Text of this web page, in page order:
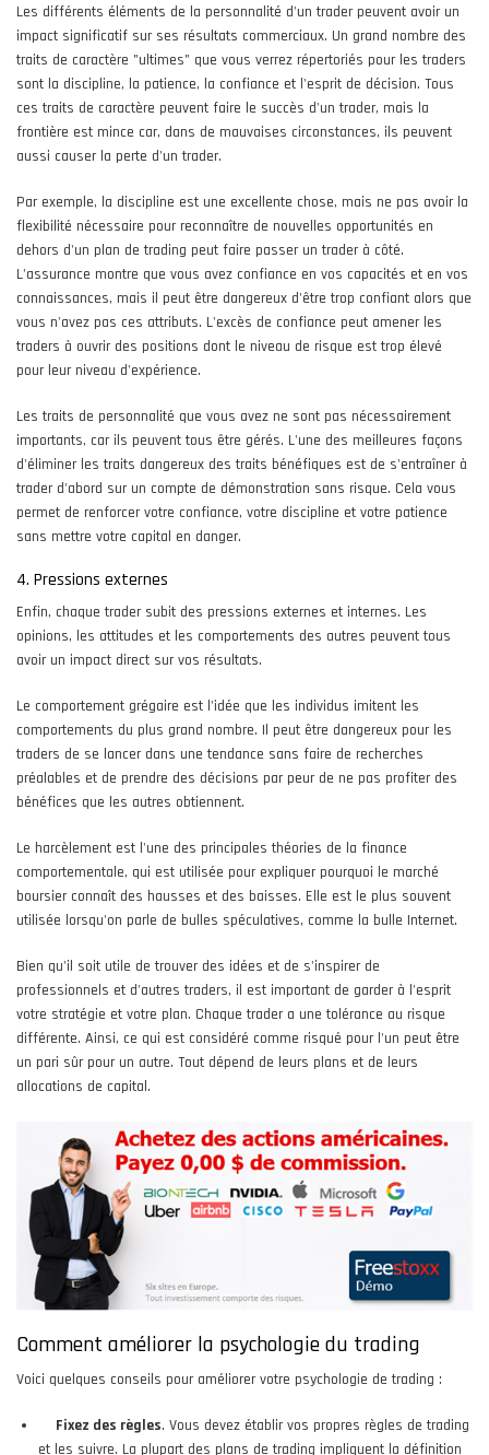
Les différents éléments de la personnalité d'un trader peuvent avoir un
impact significatif sur ses résultats commerciaux. Un grand nombre des
traits de caractère "ultimes" que vous verrez répertoriés pour les traders
sont la discipline, la patience, la confiance et l'esprit de décision. Tous
ces traits de caractère peuvent faire le succès d'un trader, mais la
frontière est mince car, dans de mauvaises circonstances, ils peuvent
aussi causer la perte d'un trader.
Par exemple, la discipline est une excellente chose, mais ne pas avoir la
flexibilité nécessaire pour reconnaître de nouvelles opportunités en
dehors d'un plan de trading peut faire passer un trader à côté.
L'assurance montre que vous avez confiance en vos capacités et en vos
connaissances, mais il peut être dangereux d'être trop confiant alors que
vous n'avez pas ces attributs. L'excès de confiance peut amener les
traders à ouvrir des positions dont le niveau de risque est trop élevé
pour leur niveau d'expérience.
Les traits de personnalité que vous avez ne sont pas nécessairement
importants, car ils peuvent tous être gérés. L'une des meilleures façons
d'éliminer les traits dangereux des traits bénéfiques est de s'entraîner à
trader d'abord sur un compte de démonstration sans risque. Cela vous
permet de renforcer votre confiance, votre discipline et votre patience
sans mettre votre capital en danger.
4. Pressions externes
Enfin, chaque trader subit des pressions externes et internes. Les
opinions, les attitudes et les comportements des autres peuvent tous
avoir un impact direct sur vos résultats.
Le comportement grégaire est l'idée que les individus imitent les
comportements du plus grand nombre. Il peut être dangereux pour les
traders de se lancer dans une tendance sans faire de recherches
préalables et de prendre des décisions par peur de ne pas profiter des
bénéfices que les autres obtiennent.
Le harcèlement est l'une des principales théories de la finance
comportementale, qui est utilisée pour expliquer pourquoi le marché
boursier connaît des hausses et des baisses. Elle est le plus souvent
utilisée lorsqu'on parle de bulles spéculatives, comme la bulle Internet.
Bien qu'il soit utile de trouver des idées et de s'inspirer de
professionnels et d'autres traders, il est important de garder à l'esprit
votre stratégie et votre plan. Chaque trader a une tolérance au risque
différente. Ainsi, ce qui est considéré comme risqué pour l'un peut être
un pari sûr pour un autre. Tout dépend de leurs plans et de leurs
allocations de capital.
Comment améliorer la psychologie du trading
Voici quelques conseils pour améliorer votre psychologie de trading :
Fixez des règles. Vous devez établir vos propres règles de trading
et les suivre. La plupart des plans de trading impliquent la définition